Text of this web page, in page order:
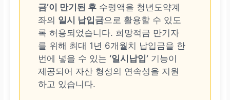
금’이 만기된 후 수령액을 청년도약계
좌의 일시 납입금으로 활용할 수 있도
록 허용되었습니다. 희망적금 만기자
를 위해 최대 1년 6개월치 납입금을 한
번에 넣을 수 있는 ‘일시납입’ 기능이
제공되어 자산 형성의 연속성을 지원
하고 있습니다.